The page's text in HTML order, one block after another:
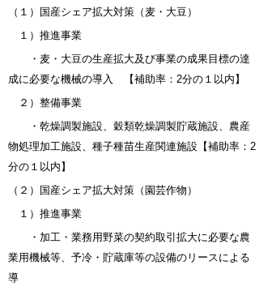
（１）国産シェア拡大対策（麦・大豆）
１）推進事業
・麦・大豆の生産拡大及び事業の成果目標の達
成に必要な機械の導入 【補助率：2分の１以内】
２）整備事業
・乾燥調製施設、穀類乾燥調製貯蔵施設、農産
物処理加工施設、種子種苗生産関連施設【補助率：2
分の１以内】
（２）国産シェア拡大対策（園芸作物）
１）推進事業
・加工・業務用野菜の契約取引拡大に必要な農
業用機械等、予冷・貯蔵庫等の設備のリースによる
導